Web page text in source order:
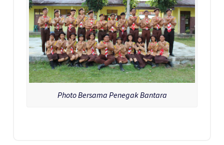
Photo Bersama Penegak Bantara